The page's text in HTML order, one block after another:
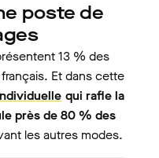
poste de
13 % des
Et dans cette
qui rafle la
près de 80 % des
les autres modes.